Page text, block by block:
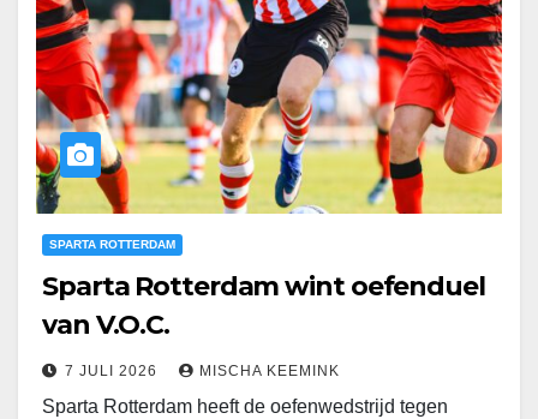
SPARTA ROTTERDAM
Sparta Rotterdam wint oefenduel
van V.O.C.
7 JULI 2026 MISCHA KEEMINK
Sparta Rotterdam heeft de oefenwedstrijd tegen